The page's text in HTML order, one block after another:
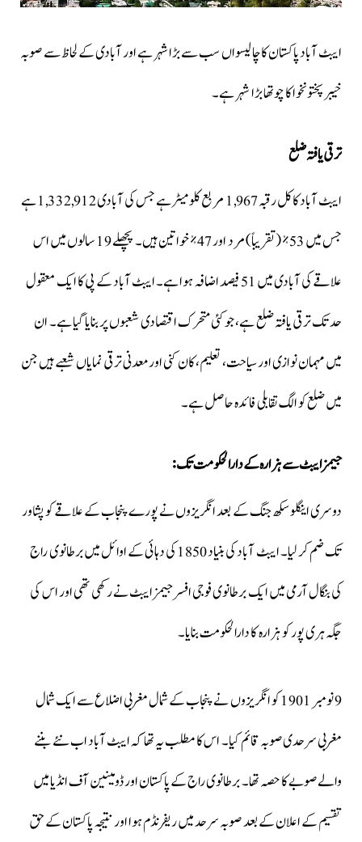
ایبٹ آباد پاکستان کا چالیسواں سب سے بڑا شہر ہے اور آبادی کے لحاظ سے صوبہ
خیبر پختونخوا کا چوتھا بڑا شہر ہے۔
ترقی یافتہ ضلع
ایبٹ آباد کا کل رقبہ 1,967 مربع کلومیٹر ہے جس کی آبادی 1,332,912 ہے
جس میں 53% (تقریباً) مرد اور 47% خواتین ہیں۔ پچھلے 19 سالوں میں اس
علاقے کی آبادی میں 51 فیصد اضافہ ہوا ہے۔ ایبٹ آباد کے پی کا ایک معقول
حد تک ترقی یافتہ ضلع ہے، جو کئی متحرک اقتصادی شعبوں پر بنایا گیا ہے۔ ان
میں مہمان نوازی اور سیاحت، تعلیم، کان کنی اور معدنی ترقی نمایاں شعبے ہیں جن
میں ضلع کو الگ تقابلی فائدہ حاصل ہے۔
جیمز ایبٹ سے ہزارہ کے دارالحکومت تک:
دوسری اینگلو سکھ جنگ ​​کے بعد انگریزوں نے پورے پنجاب کے علاقے کو پشاور
تک ضم کر لیا۔ ایبٹ آباد کی بنیاد 1850 کی دہائی کے اوائل میں برطانوی راج
کی بنگال آرمی میں ایک برطانوی فوجی افسر جیمز ایبٹ نے رکھی تھی اور اس کی
جگہ ہری پور کو ہزارہ کا دارالحکومت بنایا۔
9 نومبر 1901 کو انگریزوں نے پنجاب کے شمال مغربی اضلاع سے ایک شمال
مغربی سرحدی صوبہ قائم کیا۔ اس کا مطلب یہ تھا کہ ایبٹ آباد اب نئے بننے
والے صوبے کا حصہ تھا۔ برطانوی راج کے پاکستان اور ڈومینین آف انڈیا میں
تقسیم کے اعلان کے بعد صوبہ سرحد میں ریفرنڈم ہوا اور نتیجہ پاکستان کے حق